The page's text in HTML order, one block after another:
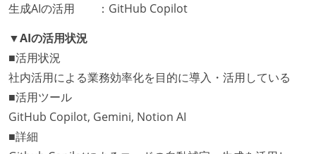
生成AIの活用 ：GitHub Copilot
▼AIの活用状況
■活用状況
社内活用による業務効率化を目的に導入・活用している
■活用ツール
GitHub Copilot, Gemini, Notion AI
■詳細